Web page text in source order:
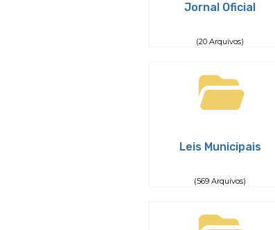
Jornal Oficial
(20 Arquivos)
Leis Municipais
(569 Arquivos)